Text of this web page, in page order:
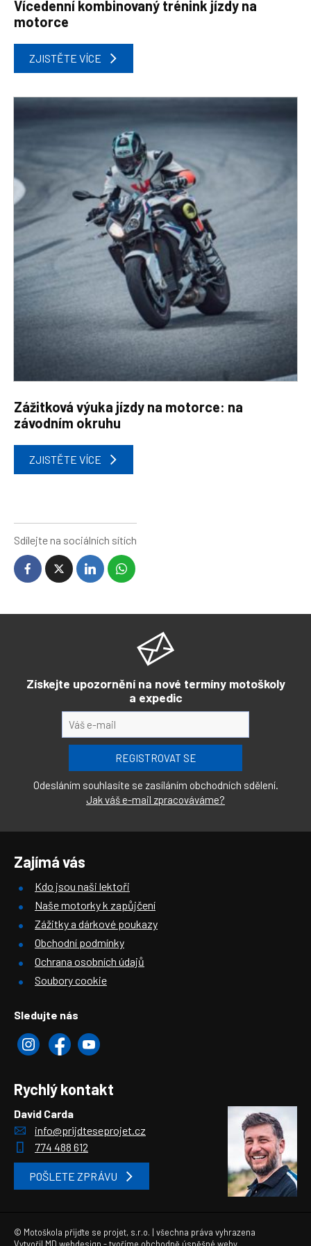
Vícedenní kombinovaný trénink jízdy na
motorce
ZJISTĚTE VÍCE
Zážitková výuka jízdy na motorce: na
závodním okruhu
ZJISTĚTE VÍCE
Sdílejte na sociálních sítích
Získejte upozornění na nové termíny motoškoly
a expedic
Odesláním souhlasíte se zasíláním obchodních sdělení.
Jak váš e-mail zpracováváme?
Zajímá vás
Kdo jsou naši lektoři
Naše motorky k zapůjčení
Zážitky a dárkové poukazy
Obchodní podmínky
Ochrana osobních údajů
Soubory cookie
Sledujte nás
Rychlý kontakt
David Carda
info@prijdteseprojet.cz
774 488 612
POŠLETE ZPRÁVU
© Motoškola přijďte se projet, s.r.o. | všechna práva vyhrazena